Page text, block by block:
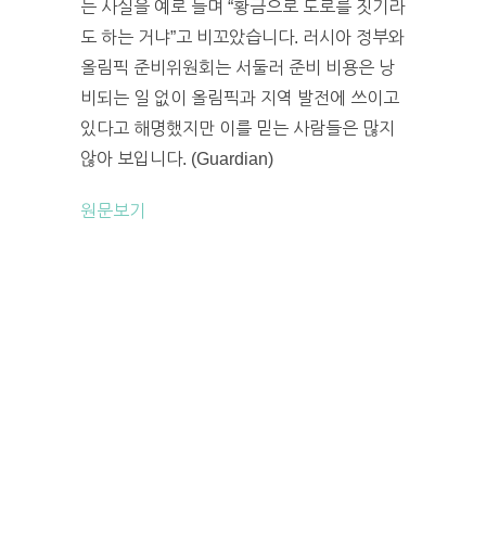
는 사실을 예로 들며 “황금으로 도로를 짓기라
도 하는 거냐”고 비꼬았습니다. 러시아 정부와
올림픽 준비위원회는 서둘러 준비 비용은 낭
비되는 일 없이 올림픽과 지역 발전에 쓰이고
있다고 해명했지만 이를 믿는 사람들은 많지
않아 보입니다. (Guardian)
원문보기